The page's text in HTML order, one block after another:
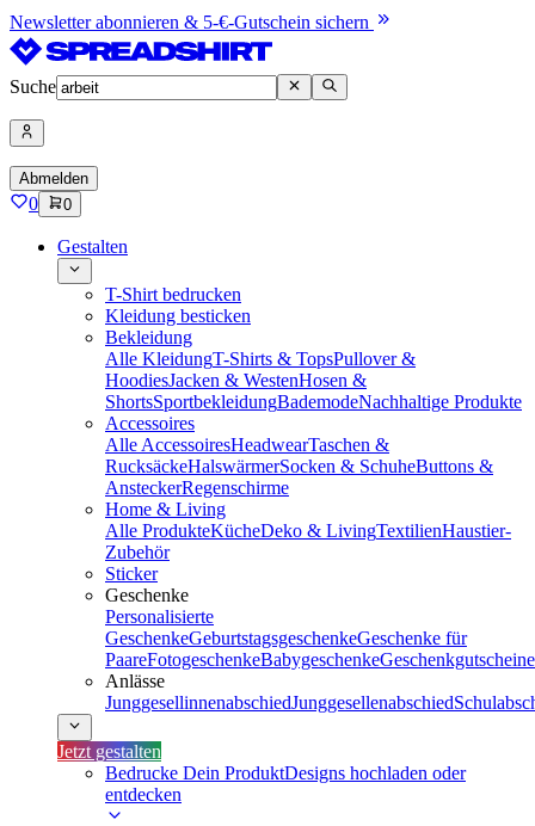
Newsletter abonnieren & 5-€-Gutschein sichern
Suche
Abmelden
0 0
Gestalten
T-Shirt bedrucken
Kleidung besticken
Bekleidung
Alle KleidungT-Shirts & TopsPullover &
HoodiesJacken & WestenHosen &
ShortsSportbekleidungBademodeNachhaltige Produkte
Accessoires
Alle AccessoiresHeadwearTaschen &
RucksäckeHalswärmerSocken & SchuheButtons &
AnsteckerRegenschirme
Home & Living
Alle ProdukteKücheDeko & LivingTextilienHaustier-
Zubehör
Sticker
Geschenke
Personalisierte
GeschenkeGeburtstagsgeschenkeGeschenke für
PaareFotogeschenkeBabygeschenkeGeschenkgutscheine
Anlässe
JunggesellinnenabschiedJunggesellenabschied
Jetzt gestalten
Bedrucke Dein ProduktDesigns hochladen oder
entdecken